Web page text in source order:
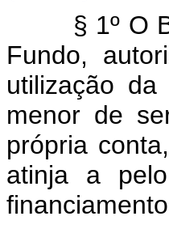
§ 1º O
Fundo,
utilização
menor de
própria
atinja a